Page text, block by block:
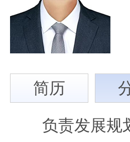
简历
负责发展规划